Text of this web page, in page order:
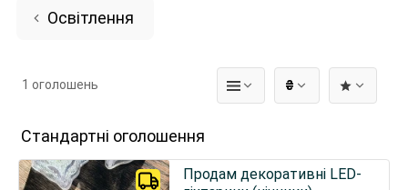
Освітлення
₴
1 оголошень
Стандартні оголошення
Продам декоративні LED-